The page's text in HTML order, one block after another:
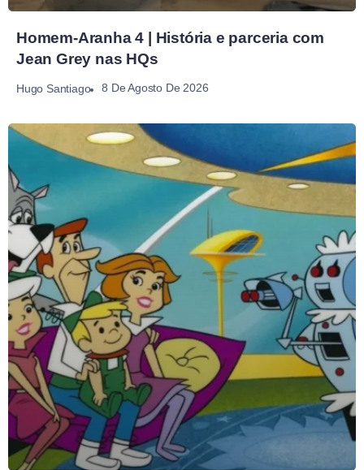
Homem-Aranha 4 | História e parceria com
Jean Grey nas HQs
Hugo Santiago 8 De Agosto De 2026